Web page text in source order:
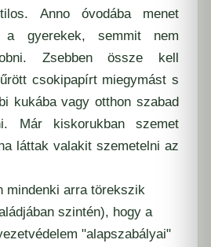
Anno óvodába menet
a gyerekek, semmit nem
Zsebben össze kell
csokipapírt miegymást s
kukába vagy otthon szabad
Már kiskorukban szemet
láttak valakit szemetelni az
mindenki arra törekszik
szintén), hogy a
"alapszabályai"